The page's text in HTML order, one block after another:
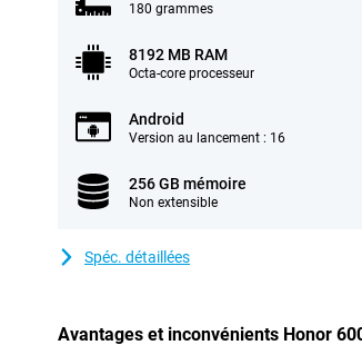
180 grammes
8192 MB RAM
Octa-core processeur
Android
Version au lancement : 16
256 GB mémoire
Non extensible
Spéc. détaillées
Avantages et inconvénients Honor